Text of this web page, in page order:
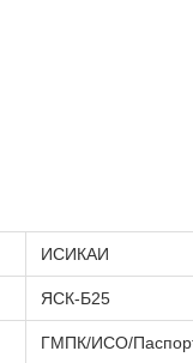
ИСИКАИ
ЯСК-Б25
ГМПК/ИСО/